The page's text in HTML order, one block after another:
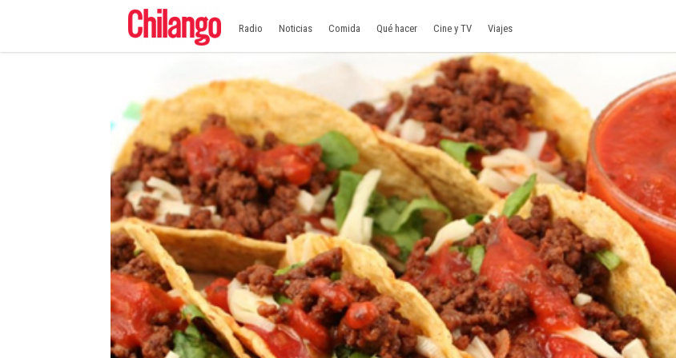
Radio Noticias Comida Qué hacer Cine y TV Viajes